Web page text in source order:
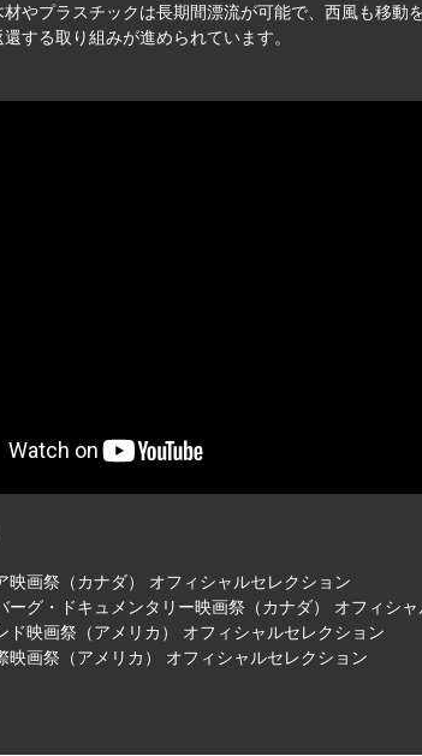
材やプラスチックは長期間漂流が可能で、西風も移
する取り組みが進められています。
画祭（カナダ） オフィシャルセレクション
グ・ドキュメンタリー映画祭（カナダ） オフィシャ
映画祭（アメリカ） オフィシャルセレクション
画祭（アメリカ） オフィシャルセレクション